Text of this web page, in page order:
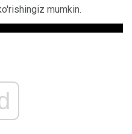
mumkin.